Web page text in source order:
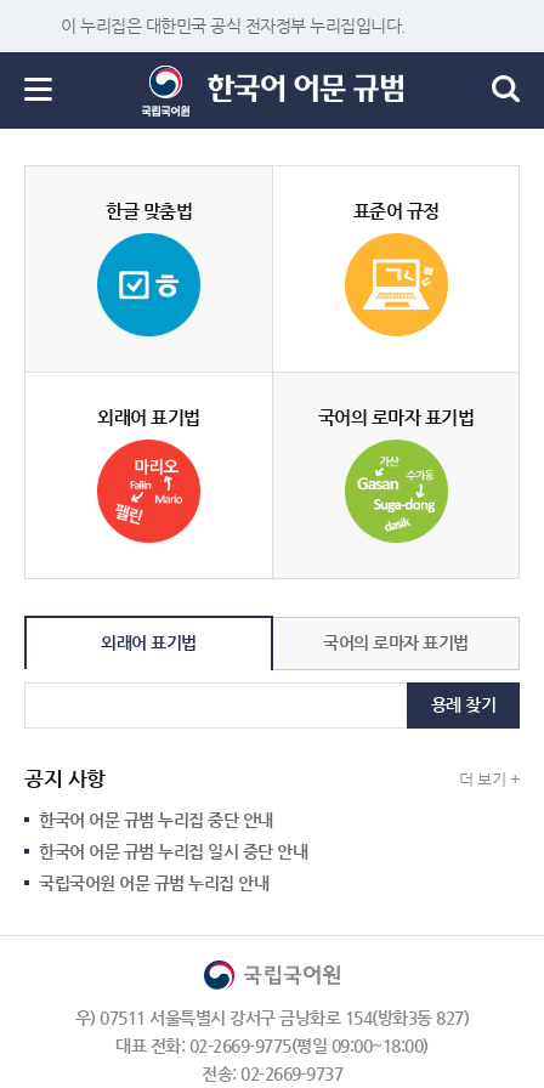
이 누리집은 대한민국 공식 전자정부 누리집입니다.
한글 맞춤법 표준어 규정
외래어 표기법 국어의 로마자 표기법
외래어 표기법 국어의 로마자 표기법
용례 찾기
공지 사항 더 보기 +
한국어 어문 규범 누리집 중단 안내
한국어 어문 규범 누리집 일시 중단 안내
국립국어원 어문 규범 누리집 안내
우) 07511 서울특별시 강서구 금낭화로 154(방화3동 827)
대표 전화: 02-2669-9775(평일 09:00~18:00)
전송: 02-2669-9737